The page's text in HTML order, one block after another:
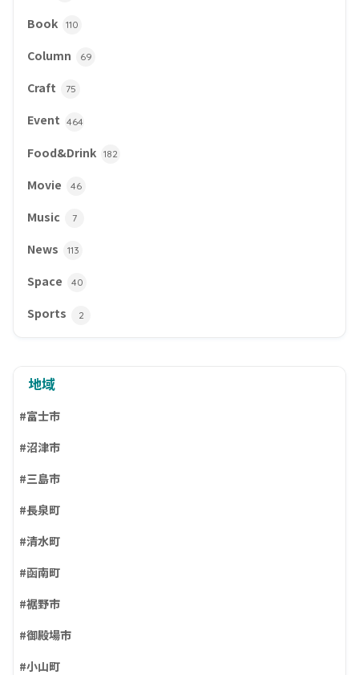
Book 110
Column 69
Craft 75
Event 464
Food&Drink 182
Movie 46
Music 7
News 113
Space 40
Sports 2
地域
#富士市
#沼津市
#三島市
#長泉町
#清水町
#函南町
#裾野市
#御殿場市
#小山町